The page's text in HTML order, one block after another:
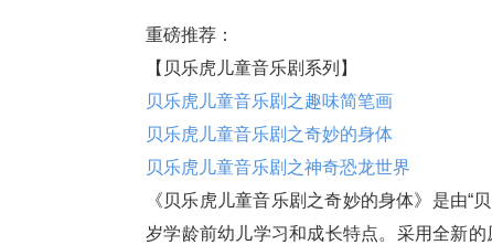
重磅推荐：
【贝乐虎儿童音乐剧系列】
贝乐虎儿童音乐剧之趣味简笔画
贝乐虎儿童音乐剧之奇妙的身体
贝乐虎儿童音乐剧之神奇恐龙世界
《贝乐虎儿童音乐剧之奇妙的身体》是由“
岁学龄前幼儿学习和成长特点。采用全新